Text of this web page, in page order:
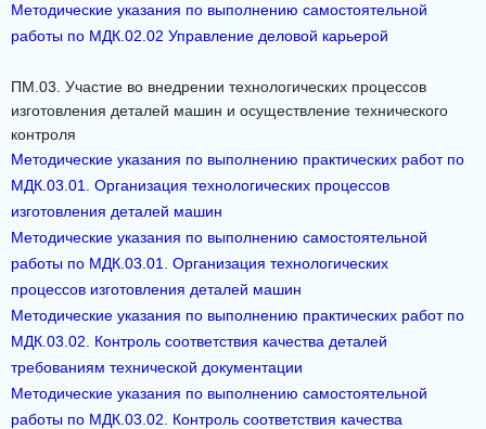
Методические указания по выполнению самостоятельной
работы по МДК.02.02 Управление деловой карьерой
ПМ.03. Участие во внедрении технологических процессов
изготовления деталей машин и осуществление технического
контроля
Методические указания по выполнению практических работ по
МДК.03.01. Организация технологических процессов
изготовления деталей машин
Методические указания по выполнению самостоятельной
работы по МДК.03.01. Организация технологических
процессов изготовления деталей машин
Методические указания по выполнению практических работ по
МДК.03.02. Контроль соответствия качества деталей
требованиям технической документации
Методические указания по выполнению самостоятельной
работы по МДК.03.02. Контроль соответствия качества